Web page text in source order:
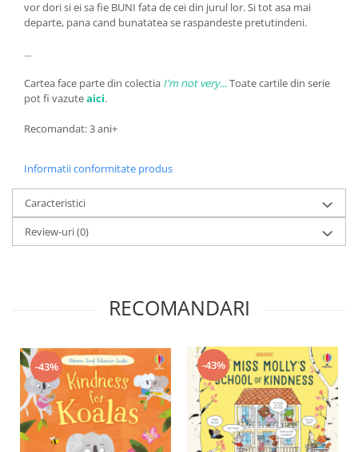
vor dori si ei sa fie BUNI fata de cei din jurul lor. Si tot asa mai
departe, pana cand bunatatea se raspandeste pretutindeni.
...
Cartea face parte din colectia I'm not very...Toate cartile din serie
pot fi vazuteaici.
Recomandat: 3 ani+
Informatii conformitate produs
Caracteristici
Review-uri(0)
RECOMANDARI
-43% -43%